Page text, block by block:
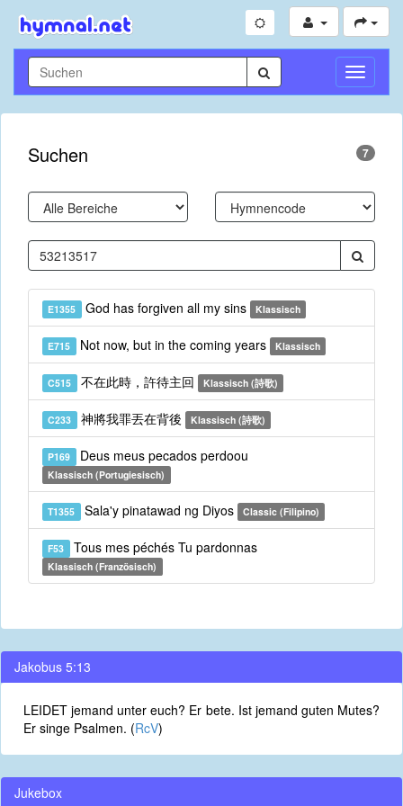
Suchen 7
E1355 God has forgiven all my sins Klassisch
E715 Not now, but in the coming years Klassisch
C515 不在此時，許待主回 Klassisch (詩歌)
C233 神將我罪丟在背後 Klassisch (詩歌)
P169 Deus meus pecados perdoou
Klassisch (Portugiesisch)
T1355 Sala'y pinatawad ng Diyos Classic (Filipino)
F53 Tous mes péchés Tu pardonnas
Klassisch (Französisch)
Jakobus 5:13
LEIDET jemand unter euch? Er bete. Ist jemand guten Mutes?
Er singe Psalmen. (RcV)
Jukebox